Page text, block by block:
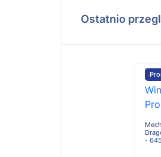
Ostatnio
-